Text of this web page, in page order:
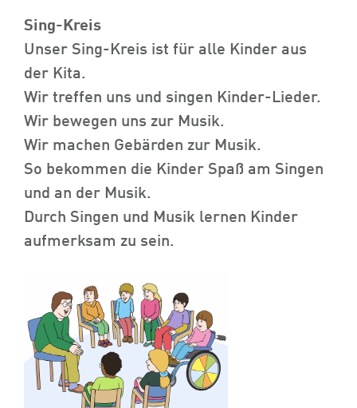
Sing-Kreis
Unser Sing-Kreis ist für alle Kinder aus
der Kita.
Wir treffen uns und singen Kinder-Lieder.
Wir bewegen uns zur Musik.
Wir machen Gebärden zur Musik.
So bekommen die Kinder Spaß am Singen
und an der Musik.
Durch Singen und Musik lernen Kinder
aufmerksam zu sein.